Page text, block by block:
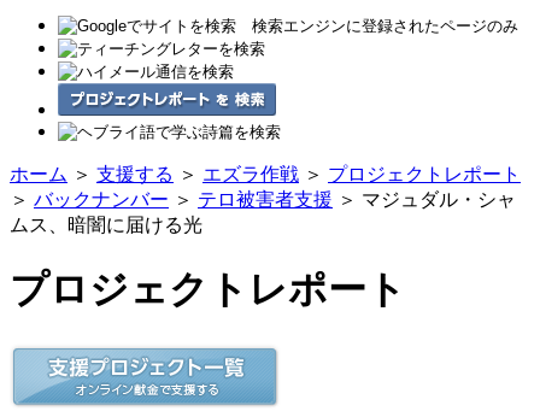
ホーム ＞ 支援する ＞ エズラ作戦 ＞ プロジェクトレポート
＞ バックナンバー ＞ テロ被害者支援 ＞ マジュダル・シャ
ムス、暗闇に届ける光
プロジェクトレポート